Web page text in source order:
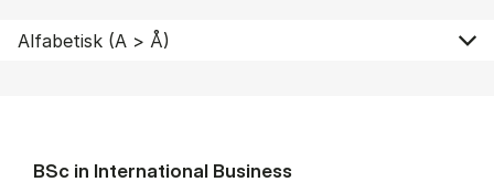
BSc in In­ter­na­tion­al Busi­ness